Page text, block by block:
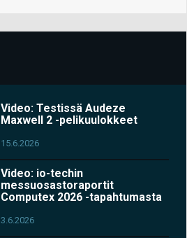
Video: Testissä Audeze
Maxwell 2 -pelikuulokkeet
15.6.2026
Video: io-techin
messuosastoraportit
Computex 2026 -tapahtumasta
3.6.2026